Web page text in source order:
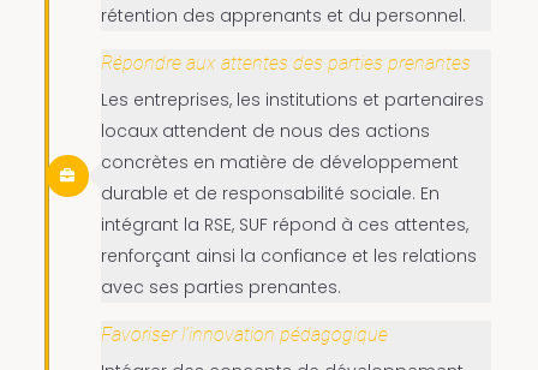
rétention des apprenants et du personnel.
Répondre aux attentes des parties prenantes
Les entreprises, les institutions et partenaires
locaux attendent de nous des actions
concrètes en matière de développement
durable et de responsabilité sociale. En
intégrant la RSE, SUF répond à ces attentes,
renforçant ainsi la confiance et les relations
avec ses parties prenantes.
Favoriser l’innovation pédagogique